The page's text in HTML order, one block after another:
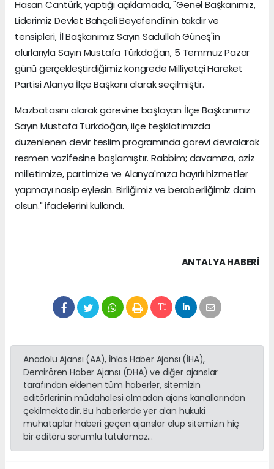
Hasan Cantürk, yaptığı açıklamada, "Genel Başkanımız,
Liderimiz Devlet Bahçeli Beyefendi'nin takdir ve
tensipleri, İl Başkanımız Sayın Sadullah Güneş'in
olurlarıyla Sayın Mustafa Türkdoğan, 5 Temmuz Pazar
günü gerçekleştirdiğimiz kongrede Milliyetçi Hareket
Partisi Alanya İlçe Başkanı olarak seçilmiştir.
Mazbatasını alarak görevine başlayan İlçe Başkanımız
Sayın Mustafa Türkdoğan, ilçe teşkilatımızda
düzenlenen devir teslim programında görevi devralarak
resmen vazifesine başlamıştır. Rabbim; davamıza, aziz
milletimize, partimize ve Alanya'mıza hayırlı hizmetler
yapmayı nasip eylesin. Birliğimiz ve beraberliğimiz daim
olsun." ifadelerini kullandı.
ANTALYA HABERİ
Anadolu Ajansı (AA), İhlas Haber Ajansı (İHA),
Demirören Haber Ajansı (DHA) ve diğer ajanslar
tarafından eklenen tüm haberler, sitemizin
editörlerinin müdahalesi olmadan ajans kanallarından
çekilmektedir. Bu haberlerde yer alan hukuki
muhataplar haberi geçen ajanslar olup sitemizin hiç
bir editörü sorumlu tutulamaz...